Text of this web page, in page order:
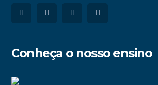
Conheça o nosso ensino